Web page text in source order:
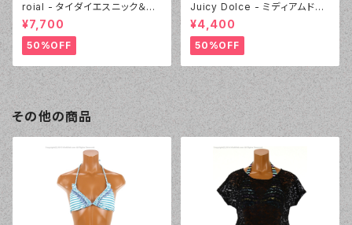
roial - タイダイエスニック＆デ
ニムプリント（24405 - 80:パー
プル）
¥7,700
50%OFF
Juicy Dolce - ミディアムドッ
ト（3405 - 60:グリーン）
¥4,400
50%OFF
その他の商品